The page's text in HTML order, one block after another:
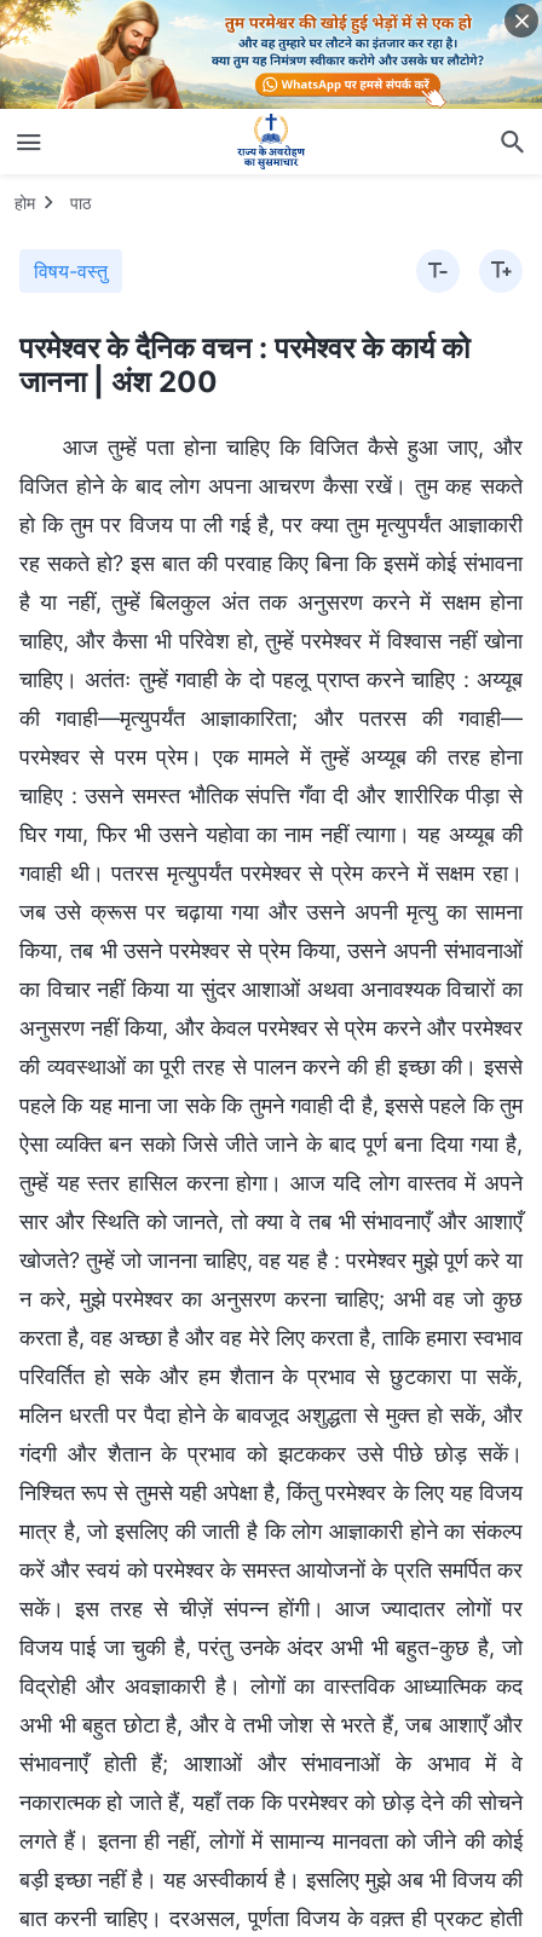
होम पाठ
विषय-वस्तु
परमेश्वर के दैनिक वचन : परमेश्वर के कार्य को
जानना | अंश 200
आज तुम्हें पता होना चाहिए कि विजित कैसे हुआ जाए, और
विजित होने के बाद लोग अपना आचरण कैसा रखें। तुम कह सकते
हो कि तुम पर विजय पा ली गई है, पर क्या तुम मृत्युपर्यंत आज्ञाकारी
रह सकते हो? इस बात की परवाह किए बिना कि इसमें कोई संभावना
है या नहीं, तुम्हें बिलकुल अंत तक अनुसरण करने में सक्षम होना
चाहिए, और कैसा भी परिवेश हो, तुम्हें परमेश्वर में विश्वास नहीं खोना
चाहिए। अतंतः तुम्हें गवाही के दो पहलू प्राप्त करने चाहिए : अय्यूब
की गवाही—मृत्युपर्यंत आज्ञाकारिता; और पतरस की गवाही—
परमेश्वर से परम प्रेम। एक मामले में तुम्हें अय्यूब की तरह होना
चाहिए : उसने समस्त भौतिक संपत्ति गँवा दी और शारीरिक पीड़ा से
घिर गया, फिर भी उसने यहोवा का नाम नहीं त्यागा। यह अय्यूब की
गवाही थी। पतरस मृत्युपर्यंत परमेश्वर से प्रेम करने में सक्षम रहा।
जब उसे क्रूस पर चढ़ाया गया और उसने अपनी मृत्यु का सामना
किया, तब भी उसने परमेश्वर से प्रेम किया, उसने अपनी संभावनाओं
का विचार नहीं किया या सुंदर आशाओं अथवा अनावश्यक विचारों का
अनुसरण नहीं किया, और केवल परमेश्वर से प्रेम करने और परमेश्वर
की व्यवस्थाओं का पूरी तरह से पालन करने की ही इच्छा की। इससे
पहले कि यह माना जा सके कि तुमने गवाही दी है, इससे पहले कि तुम
ऐसा व्यक्ति बन सको जिसे जीते जाने के बाद पूर्ण बना दिया गया है,
तुम्हें यह स्तर हासिल करना होगा। आज यदि लोग वास्तव में अपने
सार और स्थिति को जानते, तो क्या वे तब भी संभावनाएँ और आशाएँ
खोजते? तुम्हें जो जानना चाहिए, वह यह है : परमेश्वर मुझे पूर्ण करे या
न करे, मुझे परमेश्वर का अनुसरण करना चाहिए; अभी वह जो कुछ
करता है, वह अच्छा है और वह मेरे लिए करता है, ताकि हमारा स्वभाव
परिवर्तित हो सके और हम शैतान के प्रभाव से छुटकारा पा सकें,
मलिन धरती पर पैदा होने के बावजूद अशुद्धता से मुक्त हो सकें, और
गंदगी और शैतान के प्रभाव को झटककर उसे पीछे छोड़ सकें।
निश्चित रूप से तुमसे यही अपेक्षा है, किंतु परमेश्वर के लिए यह विजय
मात्र है, जो इसलिए की जाती है कि लोग आज्ञाकारी होने का संकल्प
करें और स्वयं को परमेश्वर के समस्त आयोजनों के प्रति समर्पित कर
सकें। इस तरह से चीज़ें संपन्न होंगी। आज ज्यादातर लोगों पर
विजय पाई जा चुकी है, परंतु उनके अंदर अभी भी बहुत-कुछ है, जो
विद्रोही और अवज्ञाकारी है। लोगों का वास्तविक आध्यात्मिक कद
अभी भी बहुत छोटा है, और वे तभी जोश से भरते हैं, जब आशाएँ और
संभावनाएँ होती हैं; आशाओं और संभावनाओं के अभाव में वे
नकारात्मक हो जाते हैं, यहाँ तक कि परमेश्वर को छोड़ देने की सोचने
लगते हैं। इतना ही नहीं, लोगों में सामान्य मानवता को जीने की कोई
बड़ी इच्छा नहीं है। यह अस्वीकार्य है। इसलिए मुझे अब भी विजय की
बात करनी चाहिए। दरअसल, पूर्णता विजय के वक़्त ही प्रकट होती